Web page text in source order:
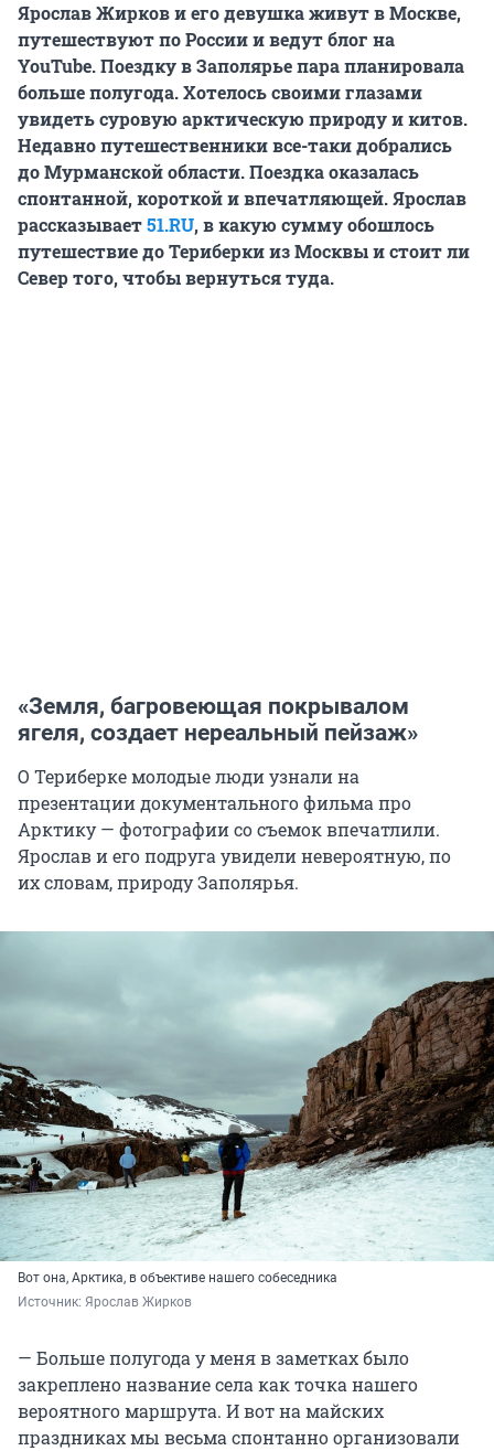
Ярослав Жирков и его девушка живут в Москве,
путешествуют по России и ведут блог на
YouTube. Поездку в Заполярье пара планировала
больше полугода. Хотелось своими глазами
увидеть суровую арктическую природу и китов.
Недавно путешественники все-таки добрались
до Мурманской области. Поездка оказалась
спонтанной, короткой и впечатляющей. Ярослав
рассказывает51.RU, в какую сумму обошлось
путешествие до Териберки из Москвы и стоит ли
Север того, чтобы вернуться туда.
«Земля, багровеющая покрывалом
ягеля, создает нереальный пейзаж»
О Териберке молодые люди узнали на
презентации документального фильма про
Арктику — фотографии со съемок впечатлили.
Ярослав и его подруга увидели невероятную, по
их словам, природу Заполярья.
Вот она, Арктика, в объективе нашего собеседника
Источник: Ярослав Жирков
— Больше полугода у меня в заметках было
закреплено название села как точка нашего
вероятного маршрута. И вот на майских
праздниках мы весьма спонтанно организовали